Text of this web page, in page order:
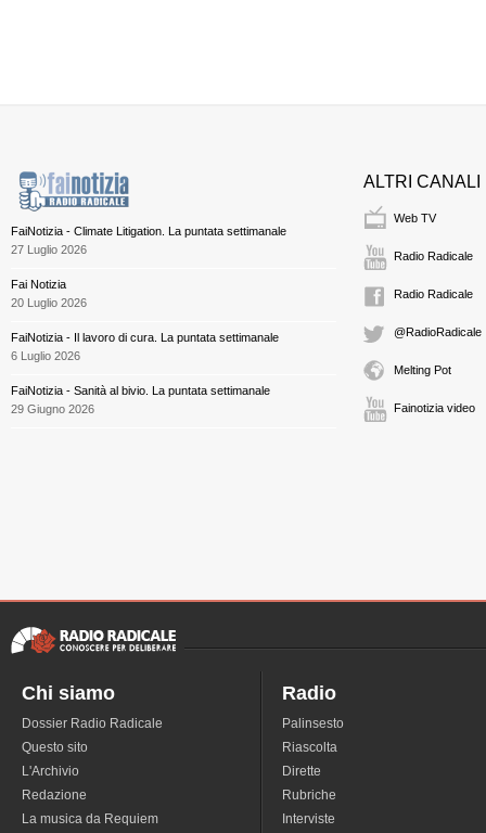
FaiNotizia - Climate Litigation. La puntata settimanale
27 Luglio 2026
Fai Notizia
20 Luglio 2026
FaiNotizia - Il lavoro di cura. La puntata settimanale
6 Luglio 2026
FaiNotizia - Sanità al bivio. La puntata settimanale
29 Giugno 2026
ALTRI CANALI
Web TV
Radio Radicale
Radio Radicale
@RadioRadicale
Melting Pot
Fainotizia video
Chi siamo
Dossier Radio Radicale
Questo sito
L'Archivio
Redazione
La musica da Requiem
Radio
Palinsesto
Riascolta
Dirette
Rubriche
Interviste